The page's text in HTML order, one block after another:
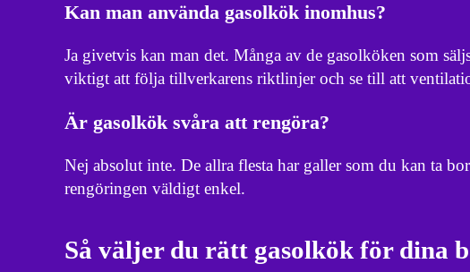
Kan man använda gasolkök inomhus?
Ja givetvis kan man det. Många av de gasolköken som
viktigt att följa tillverkarens riktlinjer och se till att
Är gasolkök svåra att rengöra?
Nej absolut inte. De allra flesta har galler som du kan ta
rengöringen väldigt enkel.
Så väljer du rätt gasolkök för dina